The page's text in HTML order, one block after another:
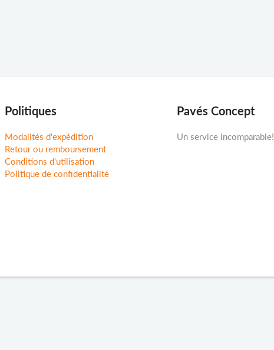
Politiques
Modalités d'expédition
Retour ou remboursement
Conditions d'utilisation
Politique de confidentialité
Pavés Concept
Un service incomparable!